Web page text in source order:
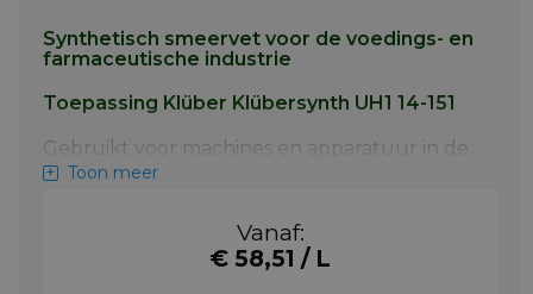
Synthetisch smeervet voor de voedings- en
farmaceutische industrie
Toepassing Klüber Klübersynth UH1 14-151
Gebruikt voor machines en apparatuur in de
voedselverwerkende en farmaceutische
contact kunnen komen met het
voedselproduct. Wij raden echter aan om
Toon meer
Vanaf:
€ 58,51 / L